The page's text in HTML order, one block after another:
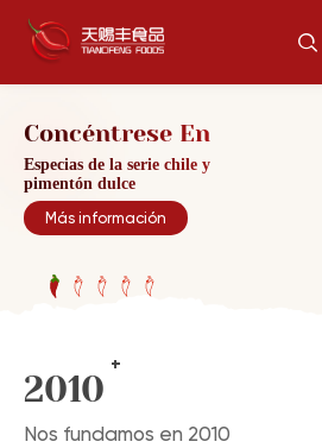
Concéntrese En
Especias de la serie chile y
pimentón dulce
Más información
Concéntrese En
Especias de la serie chile y
pimentón dulce
Más información
Concéntrese En
Especias de la serie chile y
pimentón dulce
Más información
2010 +
Nos fundamos en 2010